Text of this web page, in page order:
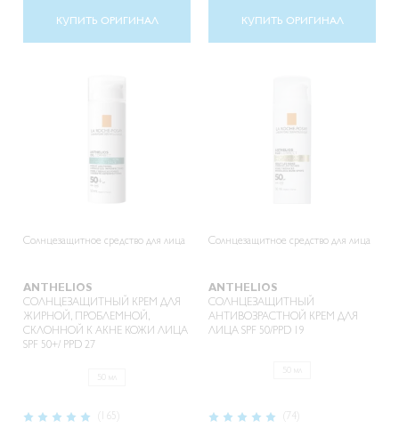
КУПИТЬ ОРИГИНАЛ КУПИТЬ ОРИГИНАЛ
Солнцезащитное средство для лица
ANTHELIOS
СОЛНЦЕЗАЩИТНЫЙ КРЕМ ДЛЯ
ЖИРНОЙ, ПРОБЛЕМНОЙ,
СКЛОННОЙ К АКНЕ КОЖИ ЛИЦА
SPF 50+/ PPD 27
Рейтинг:
Солнцезащитное средство для лица
ANTHELIOS
СОЛНЦЕЗАЩИТНЫЙ
АНТИВОЗРАСТНОЙ КРЕМ ДЛЯ
ЛИЦА SPF 50/PPD 19
Рейтинг:
(74)